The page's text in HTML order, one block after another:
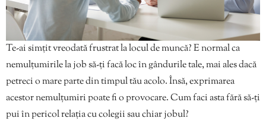
Te-ai simțit vreodată frustrat la locul de muncă? E normal ca
nemulțumirile la job să-ți facă loc în gândurile tale, mai ales dacă
petreci o mare parte din timpul tău acolo. Însă, exprimarea
acestor nemulțumiri poate fi o provocare. Cum faci asta fără să-ți
pui în pericol relația cu colegii sau chiar jobul?